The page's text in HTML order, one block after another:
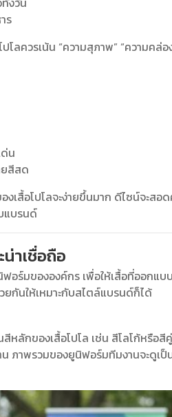
ร
โลควรเน้น “ความสุภาพ” “ความคล่
น
ยสีสด
งเสื้อโปโลจะง่ายขึ้นมาก ดีไซน์จะส
แบรนด์
าเชื่อถือ
อร์มขององค์กร เพื่อให้เสื้อที่ออกแ
ยกันให้เหมาะกับสไตล์แบรนด์ก็ได้
หลักของเสื้อโปโล เช่น สีโลโก้หรือ
ภาพรวมของยูนิฟอร์มทีมงานจะดูเ